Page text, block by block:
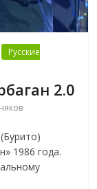
Русские
2.0
1986 года.